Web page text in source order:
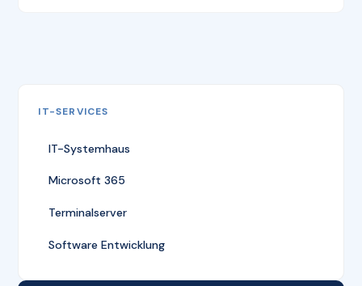
IT-SERVICES
IT-Systemhaus
Microsoft 365
Terminalserver
Software Entwicklung